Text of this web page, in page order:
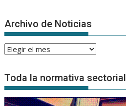
Archivo de Noticias
Archivo
Noticias
Toda la normativa sectorial